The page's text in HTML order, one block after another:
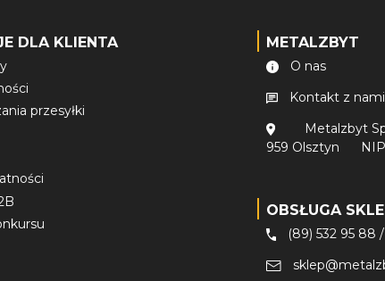
DLA KLIENTA
przesyłki
METALZBYT
O nas
Kontakt z nami
Metalzbyt
959 Olsztyn
OBSŁUGA
(89) 532 95 88 /